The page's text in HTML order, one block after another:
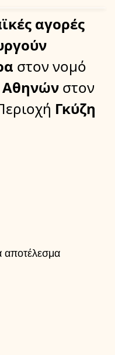
αγορές
στον νομό
Αθηνών στον
Γκύζη
αποτέλεσμα